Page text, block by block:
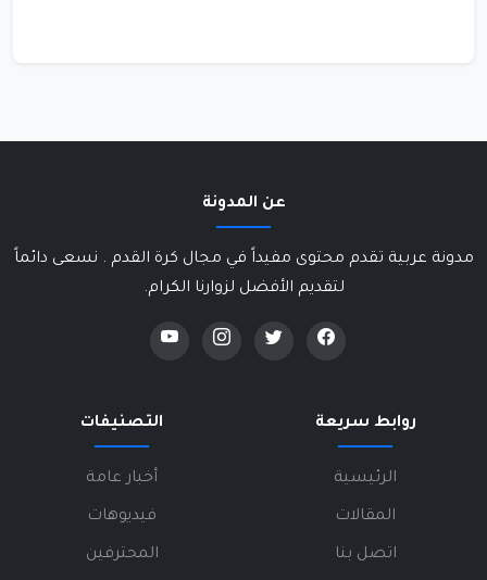
عن المدونة
مدونة عربية تقدم محتوى مفيداً في مجال كرة القدم . نسعى دائماً
لتقديم الأفضل لزوارنا الكرام.
روابط سريعة
الرئيسية
المقالات
اتصل بنا
التصنيفات
أخبار عامة
فيديوهات
المحترفين